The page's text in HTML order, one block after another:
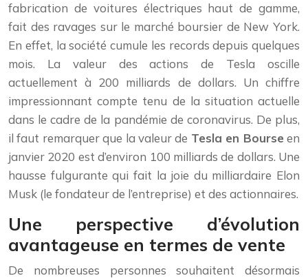
fabrication de voitures électriques haut de gamme,
fait des ravages sur le marché boursier de New York.
En effet, la société cumule les records depuis quelques
mois. La valeur des actions de Tesla oscille
actuellement à 200 milliards de dollars. Un chiffre
impressionnant compte tenu de la situation actuelle
dans le cadre de la pandémie de coronavirus. De plus,
il faut remarquer que la valeur de Tesla en Bourse en
janvier 2020 est d’environ 100 milliards de dollars. Une
hausse fulgurante qui fait la joie du milliardaire Elon
Musk (le fondateur de l’entreprise) et des actionnaires.
Une perspective d’évolution
avantageuse en termes de vente
De nombreuses personnes souhaitent désormais